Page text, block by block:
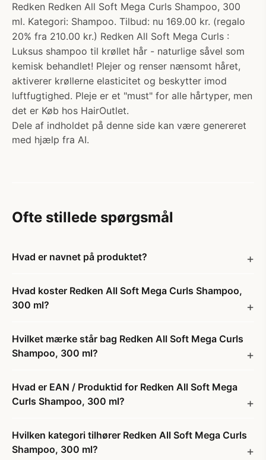
Redken Redken All Soft Mega Curls Shampoo, 300
ml. Kategori: Shampoo. Tilbud: nu 169.00 kr. (regalo
20% fra 210.00 kr.) Redken All Soft Mega Curls :
Luksus shampoo til krøllet hår - naturlige såvel som
kemisk behandlet! Plejer og renser nænsomt håret,
aktiverer krøllerne elasticitet og beskytter imod
luftfugtighed. Pleje er et "must" for alle hårtyper, men
det er Køb hos HairOutlet.
Dele af indholdet på denne side kan være genereret
med hjælp fra AI.
Ofte stillede spørgsmål
Hvad er navnet på produktet?
Hvad koster Redken All Soft Mega Curls Shampoo,
300 ml?
Hvilket mærke står bag Redken All Soft Mega Curls
Shampoo, 300 ml?
Hvad er EAN / Produktid for Redken All Soft Mega
Curls Shampoo, 300 ml?
Hvilken kategori tilhører Redken All Soft Mega Curls
Shampoo, 300 ml?